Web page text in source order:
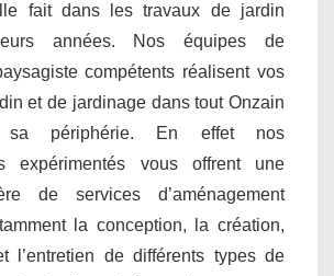
fait dans les travaux de jardin
années. Nos équipes de
compétents réalisent vos
et de jardinage dans tout Onzain
sa périphérie. En effet nos
expérimentés vous offrent une
de services d’aménagement
la conception, la création,
l’entretien de différents types de